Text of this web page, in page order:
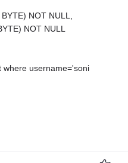
NOT NULL,
NOT NULL
where username='soni